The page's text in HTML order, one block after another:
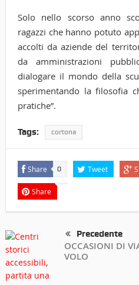
Solo nello scorso anno
ragazzi che hanno potuto
accolti da aziende del
da amministrazioni
dialogare il mondo della
sperimentando la filosofia
pratiche”.
Tags: cortona
Share 0 Tweet
Share
Precedente
OCCASIONI DI
VOLO